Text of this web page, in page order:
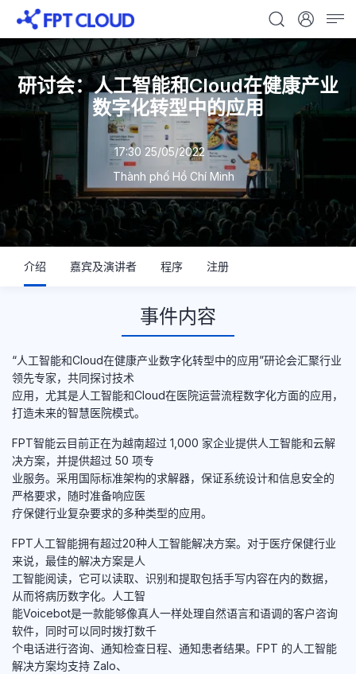
研讨会：人工智能和Cloud在健康产业
数字化转型中的应用
17:30 25/05/2022
Thành phố Hồ Chí Minh
介绍 嘉宾及演讲者 程序 注册
事件内容
“人工智能和Cloud在健康产业数字化转型中的应用”研论会汇聚行业
领先专家，共同探讨技术
应用，尤其是人工智能和Cloud在医院运营流程数字化方面的应用，
打造未来的智慧医院模式。
FPT智能云目前正在为越南超过 1,000 家企业提供人工智能和云解
决方案，并提供超过 50 项专
业服务。采用国际标准架构的求解器，保证系统设计和信息安全的
严格要求，随时准备响应医
疗保健行业复杂要求的多种类型的应用。
FPT人工智能拥有超过20种人工智能解决方案。对于医疗保健行业
来说，最佳的解决方案是人
工智能阅读，它可以读取、识别和提取包括手写内容在内的数据，
从而将病历数字化。人工智
能Voicebot是一款能够像真人一样处理自然语言和语调的客户咨询
软件，同时可以同时拨打数千
个电话进行咨询、通知检查日程、通知患者结果。FPT 的人工智能
解决方案均支持 Zalo、